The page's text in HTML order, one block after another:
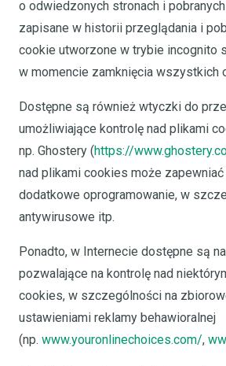
o odwiedzonych stronach i
zapisane w historii przeglądania i
cookie utworzone w trybie incognito
w momencie zamknięcia wszystkich
Dostępne są również wtyczki do
umożliwiające kontrolę nad plikami
np. Ghostery (https://
nad plikami cookies może
dodatkowe oprogramowanie, w
antywirusowe itp.
Ponadto, w Internecie dostępne są
pozwalające na kontrolę nad
cookies, w szczególności na
ustawieniami reklamy behawioralnej
(np. www.youronlinechoices.com/,